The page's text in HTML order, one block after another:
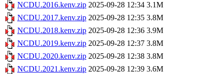
NCDU.2016.kenv.zip 2025-09-28 12:34 3.1M
NCDU.2017.kenv.zip 2025-09-28 12:35 3.8M
NCDU.2018.kenv.zip 2025-09-28 12:36 3.9M
NCDU.2019.kenv.zip 2025-09-28 12:37 3.8M
NCDU.2020.kenv.zip 2025-09-28 12:38 3.8M
NCDU.2021.kenv.zip 2025-09-28 12:39 3.6M